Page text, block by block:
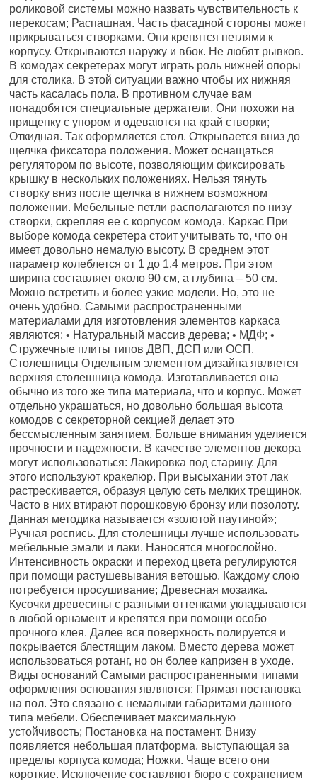
роликовой системы можно назвать чувствительность к
перекосам; Распашная. Часть фасадной стороны может
прикрываться створками. Они крепятся петлями к
корпусу. Открываются наружу и вбок. Не любят рывков.
В комодах секретерах могут играть роль нижней опоры
для столика. В этой ситуации важно чтобы их нижняя
часть касалась пола. В противном случае вам
понадобятся специальные держатели. Они похожи на
прищепку с упором и одеваются на край створки;
Откидная. Так оформляется стол. Открывается вниз до
щелчка фиксатора положения. Может оснащаться
регулятором по высоте, позволяющим фиксировать
крышку в нескольких положениях. Нельзя тянуть
створку вниз после щелчка в нижнем возможном
положении. Мебельные петли располагаются по низу
створки, скрепляя ее с корпусом комода. Каркас При
выборе комода секретера стоит учитывать то, что он
имеет довольно немалую высоту. В среднем этот
параметр колеблется от 1 до 1,4 метров. При этом
ширина составляет около 90 см, а глубина – 50 см.
Можно встретить и более узкие модели. Но, это не
очень удобно. Самыми распространенными
материалами для изготовления элементов каркаса
являются: • Натуральный массив дерева; • МДФ; •
Стружечные плиты типов ДВП, ДСП или ОСП.
Столешницы Отдельным элементом дизайна является
верхняя столешница комода. Изготавливается она
обычно из того же типа материала, что и корпус. Может
отдельно украшаться, но довольно большая высота
комодов с секреторной секцией делает это
бессмысленным занятием. Больше внимания уделяется
прочности и надежности. В качестве элементов декора
могут использоваться: Лакировка под старину. Для
этого используют кракелюр. При высыхании этот лак
растрескивается, образуя целую сеть мелких трещинок.
Часто в них втирают порошковую бронзу или позолоту.
Данная методика называется «золотой паутиной»;
Ручная роспись. Для столешницы лучше использовать
мебельные эмали и лаки. Наносятся многослойно.
Интенсивность окраски и переход цвета регулируются
при помощи растушевывания ветошью. Каждому слою
потребуется просушивание; Древесная мозаика.
Кусочки древесины с разными оттенками укладываются
в любой орнамент и крепятся при помощи особо
прочного клея. Далее вся поверхность полируется и
покрывается блестящим лаком. Вместо дерева может
использоваться ротанг, но он более капризен в уходе.
Виды оснований Самыми распространенными типами
оформления основания являются: Прямая постановка
на пол. Это связано с немалыми габаритами данного
типа мебели. Обеспечивает максимальную
устойчивость; Постановка на постамент. Внизу
появляется небольшая платформа, выступающая за
пределы корпуса комода; Ножки. Чаще всего они
короткие. Исключение составляют бюро с сохранением